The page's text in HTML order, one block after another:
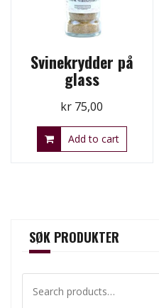
Svinekrydder på
glass
kr 75,00
Add to cart
SØK PRODUKTER
for: